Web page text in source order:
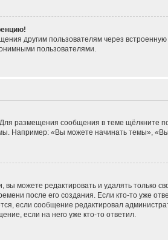
другим пользователям через
пользователями.
размещения сообщения в теме щёлкните
Например: «Вы можете начинать темы»,
можете редактировать и удалять только
после его создания. Если кто-то уже
если сообщение редактировал
если на него уже кто-то ответил.